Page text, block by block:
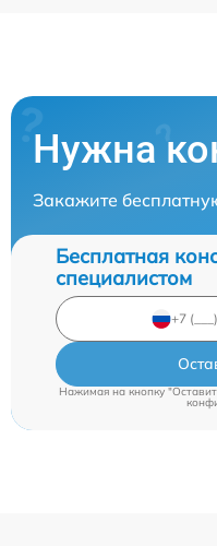
Нужна
Закажите
Бесплатная
специалистом
Нажимая на кнопку